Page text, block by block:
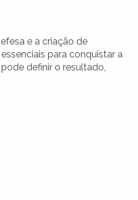
e a criação de
para conquistar a
definir o resultado,